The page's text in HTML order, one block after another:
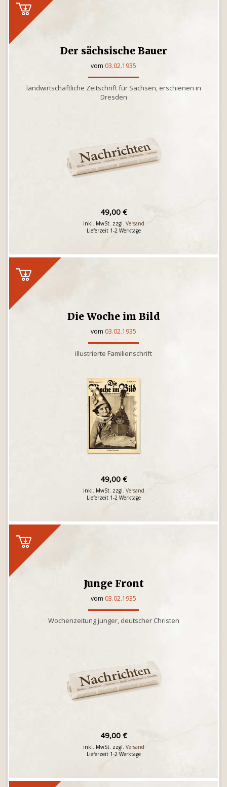
Der sächsische Bauer
vom 03.02.1935
landwirtschaftliche Zeitschrift für Sachsen, erschienen in
Dresden
49,00 €
inkl. MwSt. zzgl. Versand
Lieferzeit 1-2 Werktage
Die Woche im Bild
vom 03.02.1935
illustrierte Familienschrift
49,00 €
inkl. MwSt. zzgl. Versand
Lieferzeit 1-2 Werktage
Junge Front
vom 03.02.1935
Wochenzeitung junger, deutscher Christen
49,00 €
inkl. MwSt. zzgl. Versand
Lieferzeit 1-2 Werktage